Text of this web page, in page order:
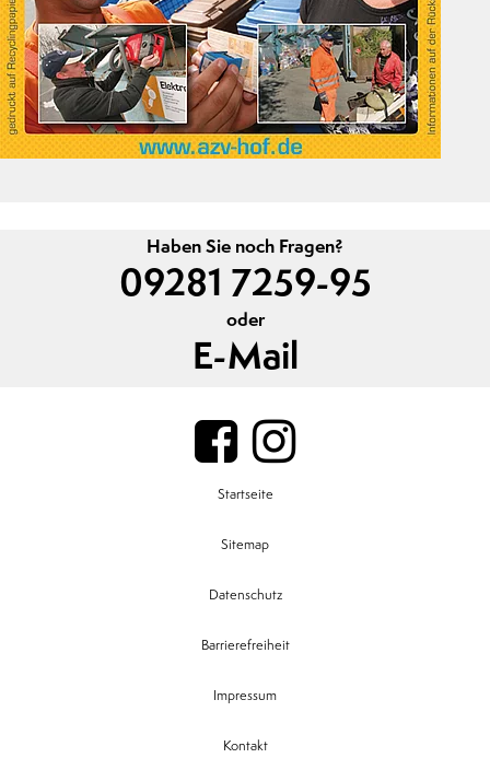
Haben Sie noch Fragen?
09281 7259-95
oder
E-Mail
Startseite
Sitemap
Datenschutz
Barrierefreiheit
Impressum
Kontakt